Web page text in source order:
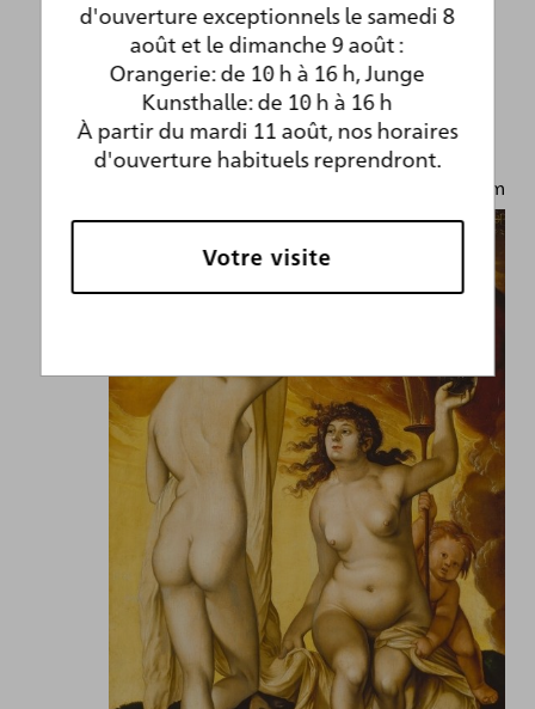
Mehr erfahren …
© Städel Museum
d'ouverture exceptionnels le samedi 8
août et le dimanche 9 août :
Orangerie: de 10 h à 16 h, Junge
Kunsthalle: de 10 h à 16 h
À partir du mardi 11 août, nos horaires
d'ouverture habituels reprendront.
Votre visite